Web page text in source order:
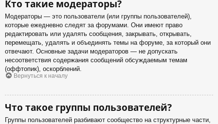
Кто такие модераторы?
Модераторы — это пользователи (или группы пользователей),
которые ежедневно следят за форумами. Они имеют право
редактировать или удалять сообщения, закрывать, открывать,
перемещать, удалять и объединять темы на форуме, за который они
отвечают. Основные задачи модераторов — не допускать
несоответствия содержания сообщений обсуждаемым темам
(оффтопик), оскорблений.
Вернуться к началу
Что такое группы пользователей?
Группы пользователей разбивают сообщество на структурные части,